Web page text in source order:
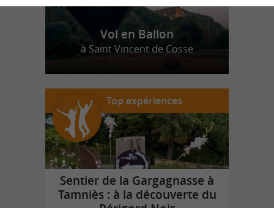
Vol en Ballon
à Saint Vincent de Cosse
Top expériences
Sentier de la Gargagnasse à
Tamniès : à la découverte du